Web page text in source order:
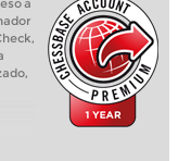
a